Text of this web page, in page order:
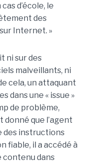
d’école, le
des
Internet. »
ni sur des
malveillants, ni
cela, un attaquant
dans une « issue »
de problème,
donné que l’agent
des instructions
fiable, il a accédé à
contenu dans